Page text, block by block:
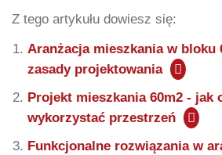
Z tego artykułu dowiesz się:
Aranżacja mieszkania w bloku
zasady projektowania
Projekt mieszkania 60m2 - jak
wykorzystać przestrzeń
Funkcjonalne rozwiązania w